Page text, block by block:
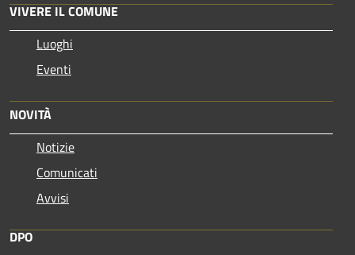
VIVERE IL COMUNE
Luoghi
Eventi
NOVITÀ
Notizie
Comunicati
Avvisi
DPO